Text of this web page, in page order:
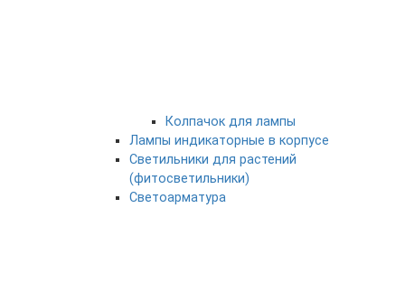
Колпачок для лампы
Лампы индикаторные в корпусе
Светильники для растений
(фитосветильники)
Светоарматура